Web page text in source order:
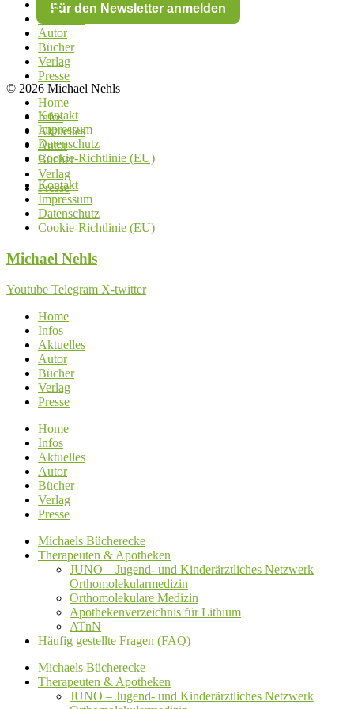
Infos
Aktuelles
Autor
Bücher
Verlag
Presse
Home
Infos
Aktuelles
Autor
Bücher
Verlag
Presse
Für den Newsletter anmelden
© 2026 Michael Nehls
Kontakt
Impressum
Datenschutz
Cookie-Richtlinie (EU)
Kontakt
Impressum
Datenschutz
Cookie-Richtlinie (EU)
Michael Nehls
Youtube Telegram X-twitter
Home
Infos
Aktuelles
Autor
Bücher
Verlag
Presse
Home
Infos
Aktuelles
Autor
Bücher
Verlag
Presse
Michaels Bücherecke
Therapeuten & Apotheken
JUNO – Jugend- und Kinderärztliches Netzwerk
Orthomolekularmedizin
Orthomolekulare Medizin
Apothekenverzeichnis für Lithium
ATnN
Häufig gestellte Fragen (FAQ)
Michaels Bücherecke
Therapeuten & Apotheken
JUNO – Jugend- und Kinderärztliches Netzwerk